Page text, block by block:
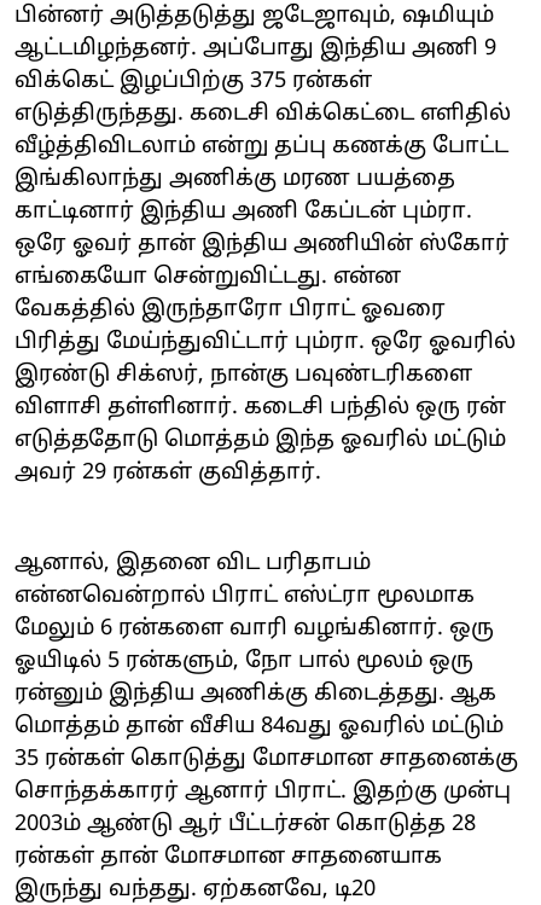
பின்னர் அடுத்தடுத்து ஜடேஜாவும், ஷமியும்
ஆட்டமிழந்தனர். அப்போது இந்திய அணி 9
விக்கெட் இழப்பிற்கு 375 ரன்கள்
எடுத்திருந்தது. கடைசி விக்கெட்டை எளிதில்
வீழ்த்திவிடலாம் என்று தப்பு கணக்கு போட்ட
இங்கிலாந்து அணிக்கு மரண பயத்தை
காட்டினார் இந்திய அணி கேப்டன் பும்ரா.
ஒரே ஓவர் தான் இந்திய அணியின் ஸ்கோர்
எங்கையோ சென்றுவிட்டது. என்ன
வேகத்தில் இருந்தாரோ பிராட் ஓவரை
பிரித்து மேய்ந்துவிட்டார் பும்ரா. ஒரே ஓவரில்
இரண்டு சிக்ஸர், நான்கு பவுண்டரிகளை
விளாசி தள்ளினார். கடைசி பந்தில் ஒரு ரன்
எடுத்ததோடு மொத்தம் இந்த ஓவரில் மட்டும்
அவர் 29 ரன்கள் குவித்தார்.
ஆனால், இதனை விட பரிதாபம்
என்னவென்றால் பிராட் எஸ்ட்ரா மூலமாக
மேலும் 6 ரன்களை வாரி வழங்கினார். ஒரு
ஓயிடில் 5 ரன்களும், நோ பால் மூலம் ஒரு
ரன்னும் இந்திய அணிக்கு கிடைத்தது. ஆக
மொத்தம் தான் வீசிய 84வது ஓவரில் மட்டும்
35 ரன்கள் கொடுத்து மோசமான சாதனைக்கு
சொந்தக்காரர் ஆனார் பிராட். இதற்கு முன்பு
2003ம் ஆண்டு ஆர் பீட்டர்சன் கொடுத்த 28
ரன்கள் தான் மோசமான சாதனையாக
இருந்து வந்தது. ஏற்கனவே, டி20